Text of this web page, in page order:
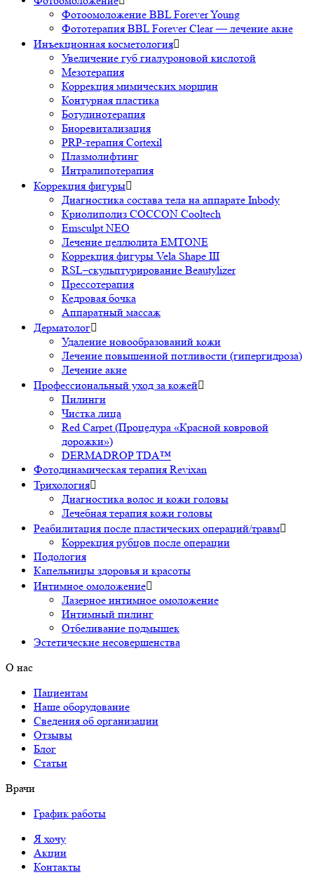
Фотоомоложение BBL Forever Young
Фототерапия BBL Forever Clear — лечение акне
Инъекционная косметология
Увеличение губ гиалуроновой кислотой
Мезотерапия
Коррекция мимических морщин
Контурная пластика
Ботулинотерапия
Биоревитализация
PRP-терапия Cortexil
Плазмолифтинг
Интралипотерапия
Коррекция фигуры
Диагностика состава тела на аппарате Inbody
Криолиполиз COCCON Cooltech
Emsculpt NEO
Лечение целлюлита EMTONE
Коррекция фигуры Vela Shape III
RSL–скульптурирование Beautylizer
Прессотерапия
Кедровая бочка
Аппаратный массаж
Дерматолог
Удаление новообразований кожи
Лечение повышенной потливости (гипергидроза)
Лечение акне
Профессиональный уход за кожей
Пилинги
Чистка лица
Red Carpet (Процедура «Красной ковровой
дорожки»)
DERMADROP TDA™
Фотодинамическая терапия Revixan
Трихология
Диагностика волос и кожи головы
Лечебная терапия кожи головы
Реабилитация после пластических операций/травм
Коррекция рубцов после операции
Подология
Капельницы здоровья и красоты
Интимное омоложение
Лазерное интимное омоложение
Интимный пилинг
Отбеливание подмышек
Эстетические несовершенства
О нас
Пациентам
Наше оборудование
Сведения об организации
Отзывы
Блог
Статьи
Врачи
График работы
Я хочу
Акции
Контакты